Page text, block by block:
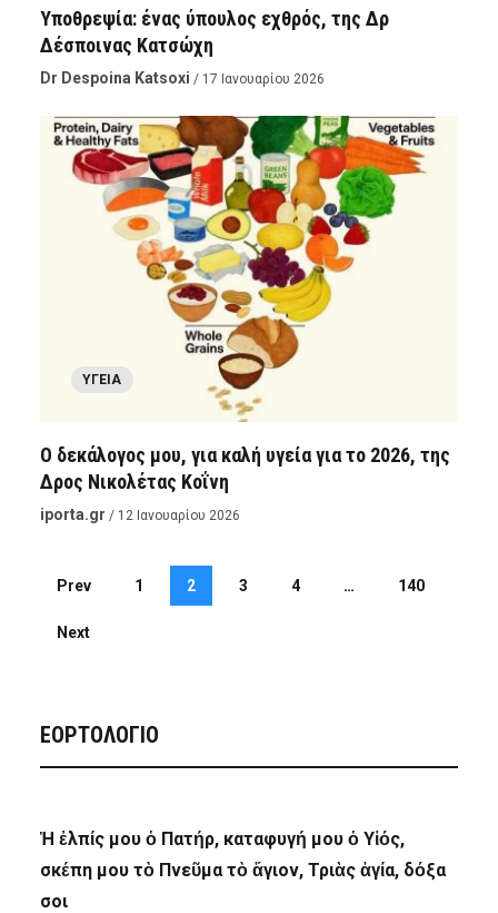
Υποθρεψία: ένας ύπουλος εχθρός, της Δρ
Δέσποινας Κατσώχη
Dr Despoina Katsoxi / 17 Ιανουαρίου 2026
ΥΓΕΊΑ
Ο δεκάλογος μου, για καλή υγεία για το 2026, της
Δρος Νικολέτας Κοΐνη
iporta.gr / 12 Ιανουαρίου 2026
Prev 1 2 3 4 … 140
Next
ΕΟΡΤΟΛΟΓΙΟ
Ἡ ἐλπίς μου ὁ Πατήρ, καταφυγή μου ὁ Υἱός,
σκέπη μου τὸ Πνεῦμα τὸ ἅγιον, Τριὰς ἁγία, δόξα
σοι